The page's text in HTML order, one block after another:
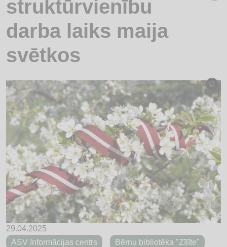
struktūrvienību
darba laiks maija
svētkos
29.04.2025
ASV Informācijas centrs
Bērnu bibliotēka "Zīlīte"